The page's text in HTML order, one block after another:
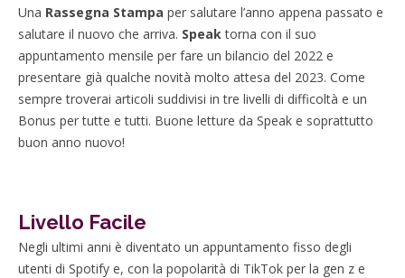
Una Rassegna Stampa per salutare l’anno appena passato e
salutare il nuovo che arriva. Speaktorna con il suo
appuntamento mensile per fare un bilancio del 2022 e
presentare già qualche novità molto attesa del 2023. Come
sempre troverai articoli suddivisi in tre livelli di difficoltà e un
Bonus per tutte e tutti. Buone letture da Speak e soprattutto
buon anno nuovo!
Livello Facile
Negli ultimi anni è diventato un appuntamento fisso degli
utenti di Spotify e, con la popolarità di TikTok per la gen z e